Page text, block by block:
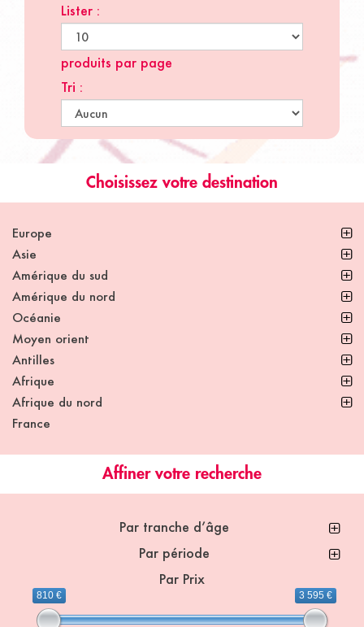
Lister :
produits par page
Tri :
Choisissez votre destination
Europe
Asie
Amérique du sud
Amérique du nord
Océanie
Moyen orient
Antilles
Afrique
Afrique du nord
France
Affiner votre recherche
Par tranche d’âge
Par période
Par Prix
810 € 3 595 €